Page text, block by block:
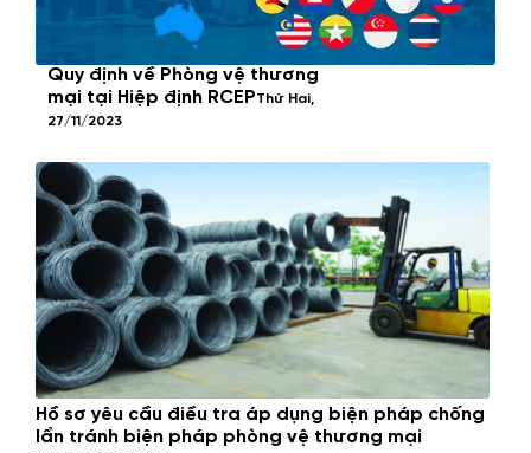
Quy định về Phòng vệ thương
mại tại Hiệp định RCEPThứ Hai,
27/11/2023
Hồ sơ yêu cầu điều tra áp dụng biện pháp chống
lẩn tránh biện pháp phòng vệ thương mại